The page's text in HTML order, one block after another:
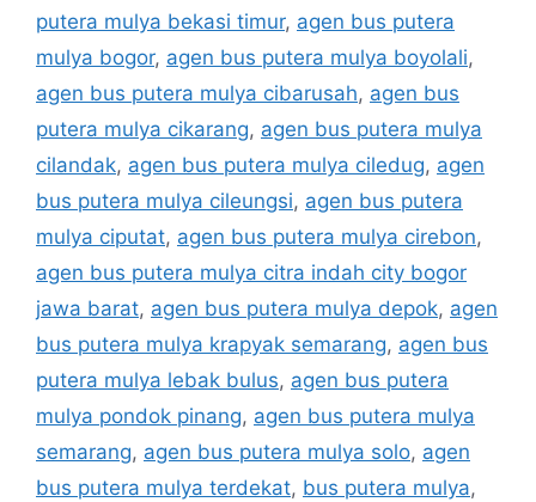
putera mulya bekasi timur, agen bus putera
mulya bogor, agen bus putera mulya boyolali,
agen bus putera mulya cibarusah, agen bus
putera mulya cikarang, agen bus putera mulya
cilandak, agen bus putera mulya ciledug, agen
bus putera mulya cileungsi, agen bus putera
mulya ciputat, agen bus putera mulya cirebon,
agen bus putera mulya citra indah city bogor
jawa barat, agen bus putera mulya depok, agen
bus putera mulya krapyak semarang, agen bus
putera mulya lebak bulus, agen bus putera
mulya pondok pinang, agen bus putera mulya
semarang, agen bus putera mulya solo, agen
bus putera mulya terdekat, bus putera mulya,